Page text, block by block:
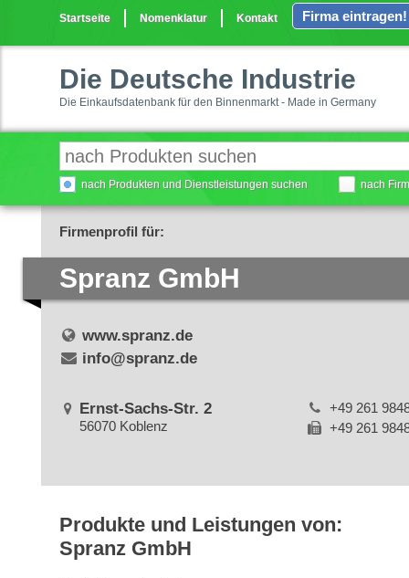
Startseite Nomenklatur Kontakt Firma eintragen!
Die Deutsche Industrie
Die Einkaufsdatenbank für den Binnenmarkt - Made in Germany
nach Produkten und Dienstleistungen suchen nach
Firmenprofil für:
Spranz GmbH
www.spranz.de
info@spranz.de
Ernst-Sachs-Str. 2
56070 Koblenz
+49 261
+49 261
Produkte und Leistungen von:
Spranz GmbH